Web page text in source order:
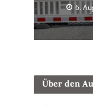
6.
Über den